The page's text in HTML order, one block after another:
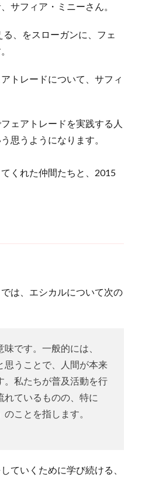
サフィア・ミニーさん。
、をスローガンに、フェ
トレードについて、サフィ
ェアトレードを実践する人
思うようになります。
くれた仲間たちと、2015
は、エシカルについて次の
です。一般的には、
思うことで、人間が本来
。私たちが普及活動を行
れているものの、特に
ことを指します。
ていくために学び続ける、